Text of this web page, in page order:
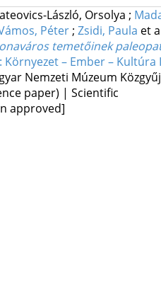
László, Orsolya ;
Péter ; Zsidi, Paula et
temetőinek
– Ember – Kultúra
Nemzeti Múzeum
paper) | Scientific
approved]